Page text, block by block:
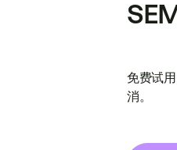
免费试
消。